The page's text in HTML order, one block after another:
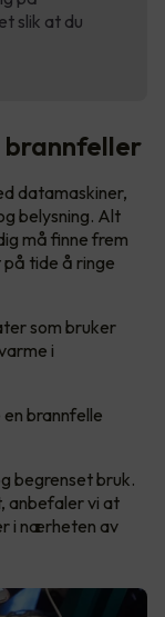
slik at du
datamaskiner,
belysning. Alt
må finne frem
tide å ringe
som bruker
i
brannfelle
begrenset bruk.
anbefaler vi at
i nærheten av